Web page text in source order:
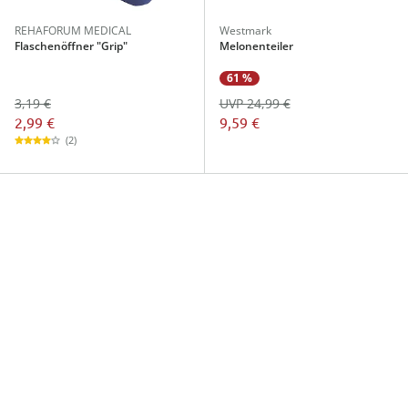
REHAFORUM MEDICAL
Flaschenöffner "Grip"
3,19 €
2,99 €
(2)
Westmark
Melonenteiler
61 %
9,59 €
UVP 24,99 €